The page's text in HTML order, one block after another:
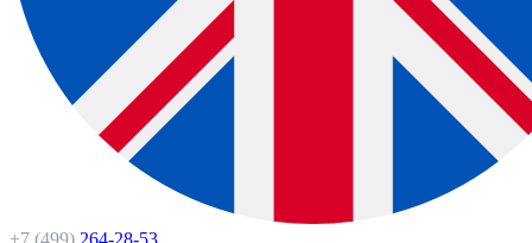
+7 (499) 264-28-53